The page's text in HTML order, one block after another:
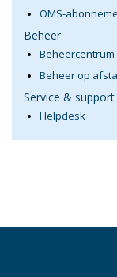
OMS-
Beheer
Beheercentrum
Beheer op
Service & support
Helpdesk